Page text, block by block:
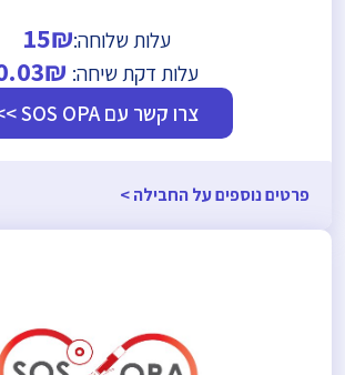
עלות שלוחה:15₪
עלות דקת שיחה:
צרו קשר עם SOS OPA >>
פרטים נוספים על החבילה >